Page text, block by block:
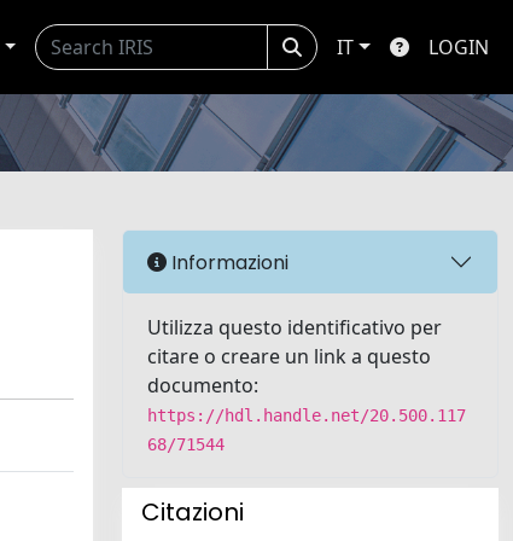
IT LOGIN
Informazioni
Utilizza questo identificativo per
citare o creare un link a questo
documento:
https://hdl.handle.net/20.500.117
68/71544
Citazioni